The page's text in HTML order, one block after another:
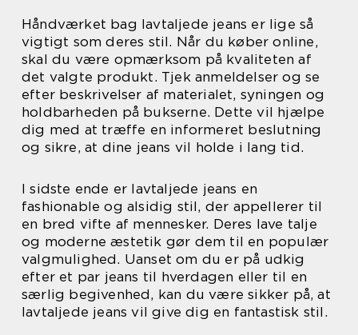
Håndværket bag lavtaljede jeans er lige så
vigtigt som deres stil. Når du køber online,
skal du være opmærksom på kvaliteten af
det valgte produkt. Tjek anmeldelser og se
efter beskrivelser af materialet, syningen og
holdbarheden på bukserne. Dette vil hjælpe
dig med at træffe en informeret beslutning
og sikre, at dine jeans vil holde i lang tid.
I sidste ende er lavtaljede jeans en
fashionable og alsidig stil, der appellerer til
en bred vifte af mennesker. Deres lave talje
og moderne æstetik gør dem til en populær
valgmulighed. Uanset om du er på udkig
efter et par jeans til hverdagen eller til en
særlig begivenhed, kan du være sikker på, at
lavtaljede jeans vil give dig en fantastisk stil.